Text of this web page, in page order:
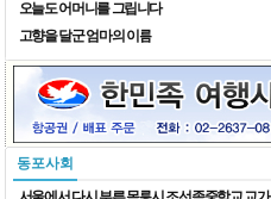
8월 가족 나들이
오늘도 어머니를 그립니다
고향을 달군 엄마의 이름
동포사회